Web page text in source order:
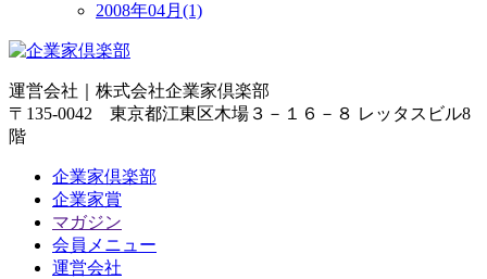
2008年04月(1)
運営会社｜ 株式会社企業家倶楽部
〒135-0042 東京都江東区木場３－１６－８ レッタスビル8
階
企業家倶楽部
企業家賞
マガジン
会員メニュー
運営会社